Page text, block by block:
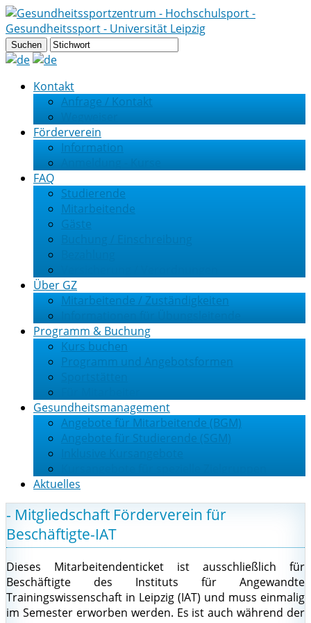
Kontakt
Anfrage / Kontakt
Förderverein
Information
FAQ
Studierende
Mitarbeitende
Gäste
Über GZ
Mitarbeitende / Zuständigkeiten
Programm & Buchung
Kurs buchen
Programm und Angebotsformen
Gesundheitsmanagement
Angebote für Mitarbeitende (BGM)
Angebote für Studierende (SGM)
Inklusive Kursangebote
Aktuelles
- Mitgliedschaft Förderverein für
Beschäftigte-IAT
Dieses Mitarbeitendenticket ist ausschließlich für
Beschäftigte des Instituts für Angewandte
Trainingswissenschaft in Leipzig (IAT) und muss einmalig
im Semester erworben werden. Es ist auch während der